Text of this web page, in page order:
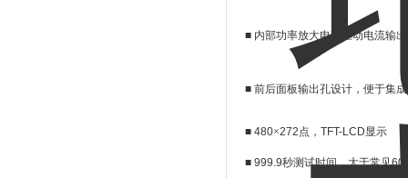
■ 内部功率放大电路驱动电流输
■ 前后面板输出孔设计，便于集
■ 480×272点， TFT-LCD显示
■ 999.9秒测试时间，大于常见